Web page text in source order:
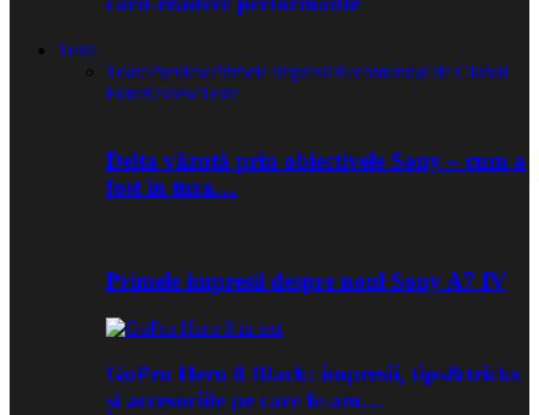
Teste
ToatePreviewPrimele impresiiRecomandat de Clubul
FotoReviewTeste
Delta văzută prin obiectivele Sony – cum a
fost în tura…
Primele impresii despre noul Sony A7 IV
GoPro Hero 8 Black: impresii, tips&tricks
și accesoriile pe care le-am…